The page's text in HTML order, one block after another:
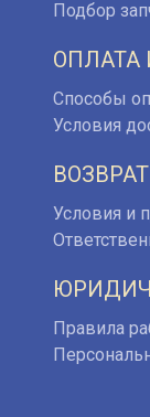
Подбор
ОПЛАТА
Способы
Условия
Условия и
Правила